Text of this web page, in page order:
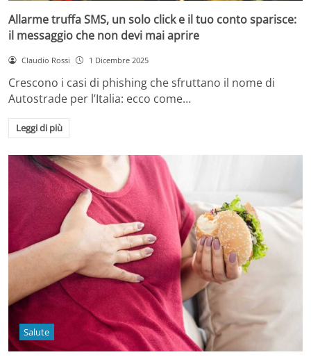
Allarme truffa SMS, un solo click e il tuo conto sparisce:
il messaggio che non devi mai aprire
Claudio Rossi 1 Dicembre 2025
Crescono i casi di phishing che sfruttano il nome di
Autostrade per l’Italia: ecco come…
Leggi di più
Salute